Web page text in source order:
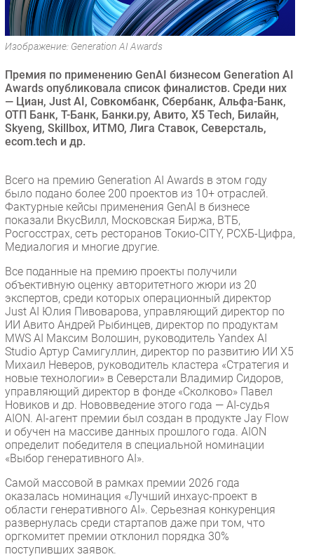
Безопасность
Инновации
Гаджеты
Здоровье
РАЗДЕЛЫ
Аналитика
Интервью
Мероприятия
Проекты
Тестовый стенд
Каталог компаний
Изображение: Generation AI Awards
Премия по применению GenAI бизнесом Generation AI
Awards опубликовала список финалистов. Среди них
— Циан, Just AI, Совкомбанк, Сбербанк, Альфа-Банк,
ОТП Банк, Т-Банк, Банки.ру, Авито, X5 Tech, Билайн,
Skyeng, Skillbox, ИТМО, Лига Ставок, Северсталь,
ecom.tech и др.
Всего на премию Generation AI Awards в этом году
было подано более 200 проектов из 10+ отраслей.
Фактурные кейсы применения GenAI в бизнесе
показали ВкусВилл, Московская Биржа, ВТБ,
Росгосстрах, сеть ресторанов Токио-CITY, РСХБ-Цифра,
Медиалогия и многие другие.
Все поданные на премию проекты получили
объективную оценку авторитетного жюри из 20
экспертов, среди которых операционный директор
Just AI Юлия Пивоварова, управляющий директор по
ИИ Авито Андрей Рыбинцев, директор по продуктам
MWS AI Максим Волошин, руководитель Yandex AI
Studio Артур Самигуллин, директор по развитию ИИ X5
Михаил Неверов, руководитель кластера «Стратегия и
новые технологии» в Северстали Владимир Сидоров,
управляющий директор в фонде «Сколково» Павел
Новиков и др. Нововведение этого года — AI-судья
AION. AI-агент премии был создан в продукте Jay Flow
и обучен на массиве данных прошлого года. AION
определит победителя в специальной номинации
«Выбор генеративного AI».
Самой массовой в рамках премии 2026 года
оказалась номинация «Лучший инхаус-проект в
области генеративного AI». Серьезная конкуренция
развернулась среди стартапов даже при том, что
оргкомитет премии отклонил порядка 30%
поступивших заявок.